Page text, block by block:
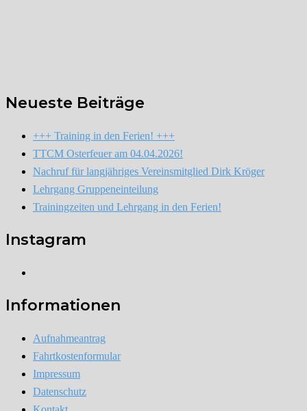
Neueste Beiträge
+++ Training in den Ferien! +++
TTCM Osterfeuer am 04.04.2026!
Nachruf für langjähriges Vereinsmitglied Dirk Kröger
Lehrgang Gruppeneinteilung
Trainingzeiten und Lehrgang in den Ferien!
Instagram
Informationen
Aufnahmeantrag
Fahrtkostenformular
Impressum
Datenschutz